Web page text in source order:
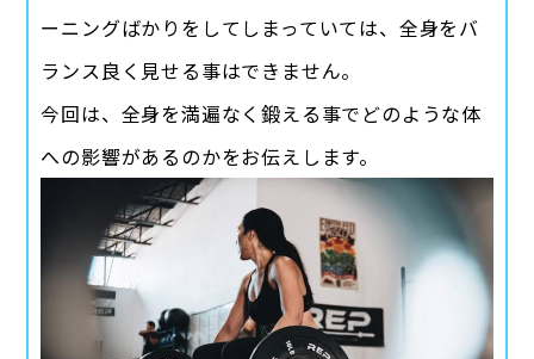
ーニングばかりをしてしまっていては、全身をバ
ランス良く見せる事はできません。
今回は、全身を満遍なく鍛える事でどのような体
への影響があるのかをお伝えします。